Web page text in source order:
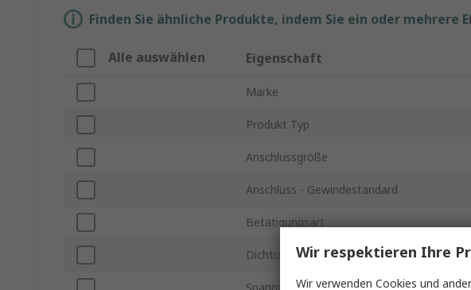
Finden Sie ähnliche Produkte, indem Sie ein oder mehrere
Alle auswählen Eigenschaft
Marke
Produkt Typ
Anschlussgröße
Anschluss - Gewindestandard
Betätigungsart
DichtungsmaterialWir respektieren Ihre
Wir verwenden Cookies und